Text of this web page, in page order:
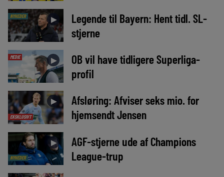
NYHEDER ►
Legende til Bayern: Hent tidl. SL-
stjerne
MEDIE ►
OB vil have tidligere Superliga-
profil
EKSKLUSIVT
►
Afsløring: Afviser seks mio. for
hjemsendt Jensen
NYHEDER
►
AGF-stjerne ude af Champions
League-trup